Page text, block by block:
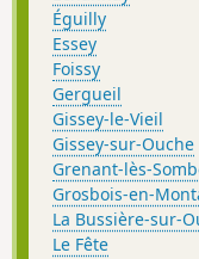
Éguilly
Essey
Foissy
Gergueil
Gissey-le-Vieil
Gissey-sur-Ouche
Grenant-lès-
Grosbois-en-
La Bussière-sur-
Le Fête